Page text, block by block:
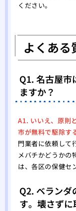
ください。
よくある
Q1. 名古屋市
ますか？
A1. いいえ、原則
市が無料で駆除す
門業者に依頼して
メバチかどうかの
は、各区の保健セ
Q2. ベランダ
す。壊さずに